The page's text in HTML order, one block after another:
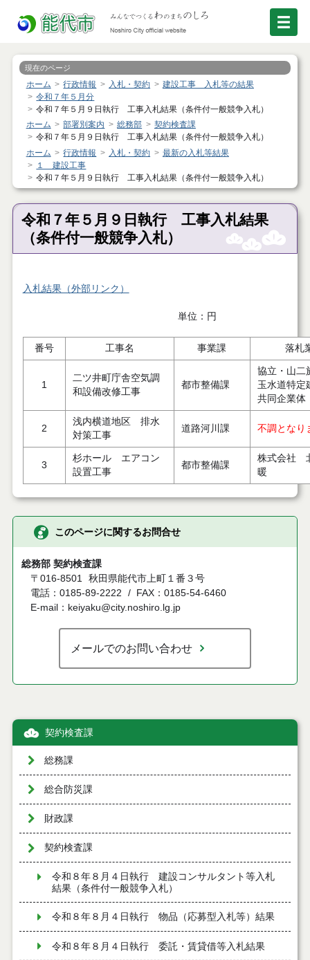
現在のページ
ホーム 行政情報 入札・契約
建設工事 入札等の結果
令和７年５月分
令和７年５月９日執行 工事入札結果（条件付一般競争入札）
ホーム
部署別案内 総務部
契約検査課
令和７年５月９日執行 工事入札結果（条件付一般競争入札）
ホーム
行政情報 入札・契約
最新の入札等結果
１ 建設工事
令和７年５月９日執行 工事入札結果（条件付一般競争入札）
令和７年５月９日執行 工事入札結果
（条件付一般競争入札）
入札結果（外部リンク）
単位：円
番号 工事名 事業課 落札
1
二ツ井町庁舎空気調
和設備改修工事
都市整備課
協立・山二
玉水道特定
共同企業体
2
浅内横道地区 排水
対策工事
道路河川課 不調となり
3
杉ホール エアコン
設置工事
都市整備課
株式会社
暖
このページに関するお問合せ
総務部 契約検査課
〒016-8501 秋田県能代市上町１番３号
電話：0185-89-2222
FAX：0185-54-6460
E-mail：keiyaku@city.noshiro.lg.jp
メールでのお問い合わせ
契約検査課
総務課
総合防災課
財政課
契約検査課
令和８年８月４日執行 建設コンサルタント等入札
結果（条件付一般競争入札）
令和８年８月４日執行 物品（応募型入札等）結果
令和８年８月４日執行 委託・賃貸借等入札結果